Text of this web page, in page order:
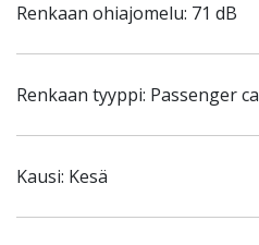
Renkaan ohiajomelu: 71 dB
Renkaan tyyppi: Passenger
Kausi: Kesä